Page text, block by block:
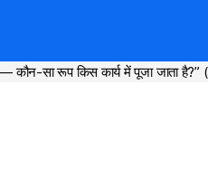
— कौन-सा रूप किस कार्य में पूजा